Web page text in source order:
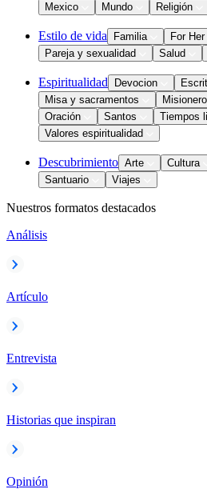
Mexico
Mundo Religión
Estilo de vida Familia
For
Pareja y sexualidad
Salud
Espiritualidad Devocion
Misa y sacramentos
Misionero
Oración
Santos
Tiempos
Valores espiritualidad
Descubrimiento Arte Cultura
Santuario
Viajes
Nuestros formatos destacados
Análisis
Artículo
Entrevista
Historias que inspiran
Opinión